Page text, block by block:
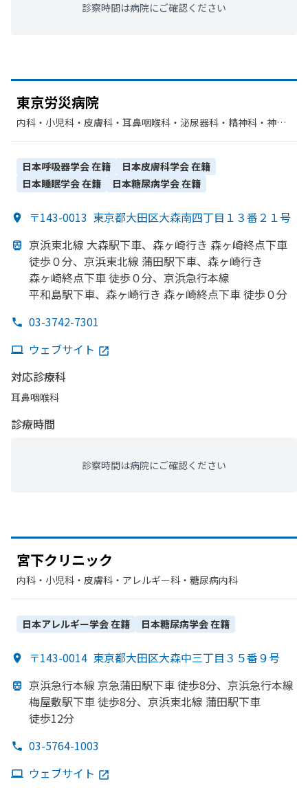
診察時間は病院にご確認ください
東京労災病院
内科・​小児科・​皮膚科・​耳鼻咽喉科・​泌尿器科・​精神科・神経
科・​臨床検査・病理診断
日本呼吸器学会在籍 日本皮膚科学会在籍
日本睡眠学会在籍 日本糖尿病学会在籍
〒143-0013 東京都大田区大森南四丁目１３番２１号
京浜東北線 大森駅下車、 森ヶ崎行き 森ヶ崎終点下車
徒歩０分、 京浜東北線 蒲田駅下車、 森ヶ崎行き
森ヶ崎終点下車 徒歩０分、 京浜急行本線
平和島駅下車、 森ヶ崎行き 森ヶ崎終点下車 徒歩０分
03-3742-7301
ウェブサイト
対応診療科
耳鼻咽喉科
診療時間
診察時間は病院にご確認ください
宮下クリニック
内科・​小児科・​皮膚科・​アレルギー科・​糖尿病内科
日本アレルギー学会在籍 日本糖尿病学会在籍
〒143-0014 東京都大田区大森中三丁目３５番９号
京浜急行本線 京急蒲田駅下車 徒歩8分、 京浜急行本線
梅屋敷駅下車 徒歩8分、 京浜東北線 蒲田駅下車
徒歩12分
03-5764-1003
ウェブサイト